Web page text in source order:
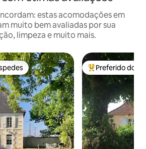
estas acomodações em
muito bem avaliadas por sua
limpeza e muito mais.
dos hóspedes Entre os
Preferido dos